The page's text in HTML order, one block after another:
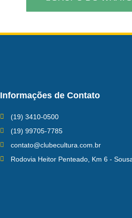
Informações de Contato
(19) 3410-0500
(19) 99705-7785
contato@clubecultura.com.br
Rodovia Heitor Penteado, Km 6 -